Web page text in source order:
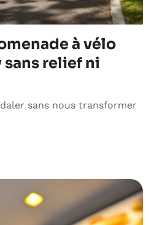
à vélo
relief ni
sans nous transformer